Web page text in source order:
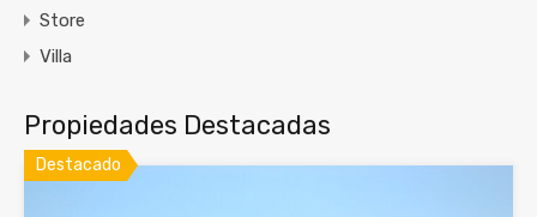
Store
Villa
Propiedades Destacadas
Destacado